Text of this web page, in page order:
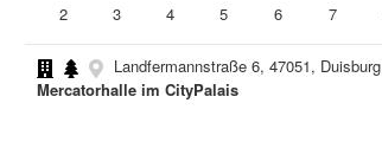
2
3 4 5 6 7
Landfermannstraße 6, 47051, Duisburg
Mercatorhalle im CityPalais